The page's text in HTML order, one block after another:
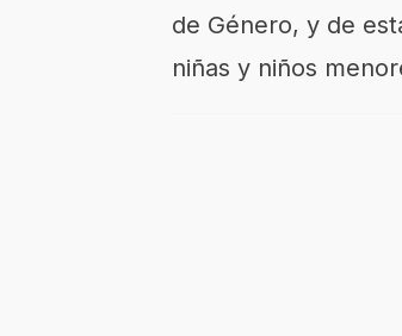
de Género, y de
niñas y niños